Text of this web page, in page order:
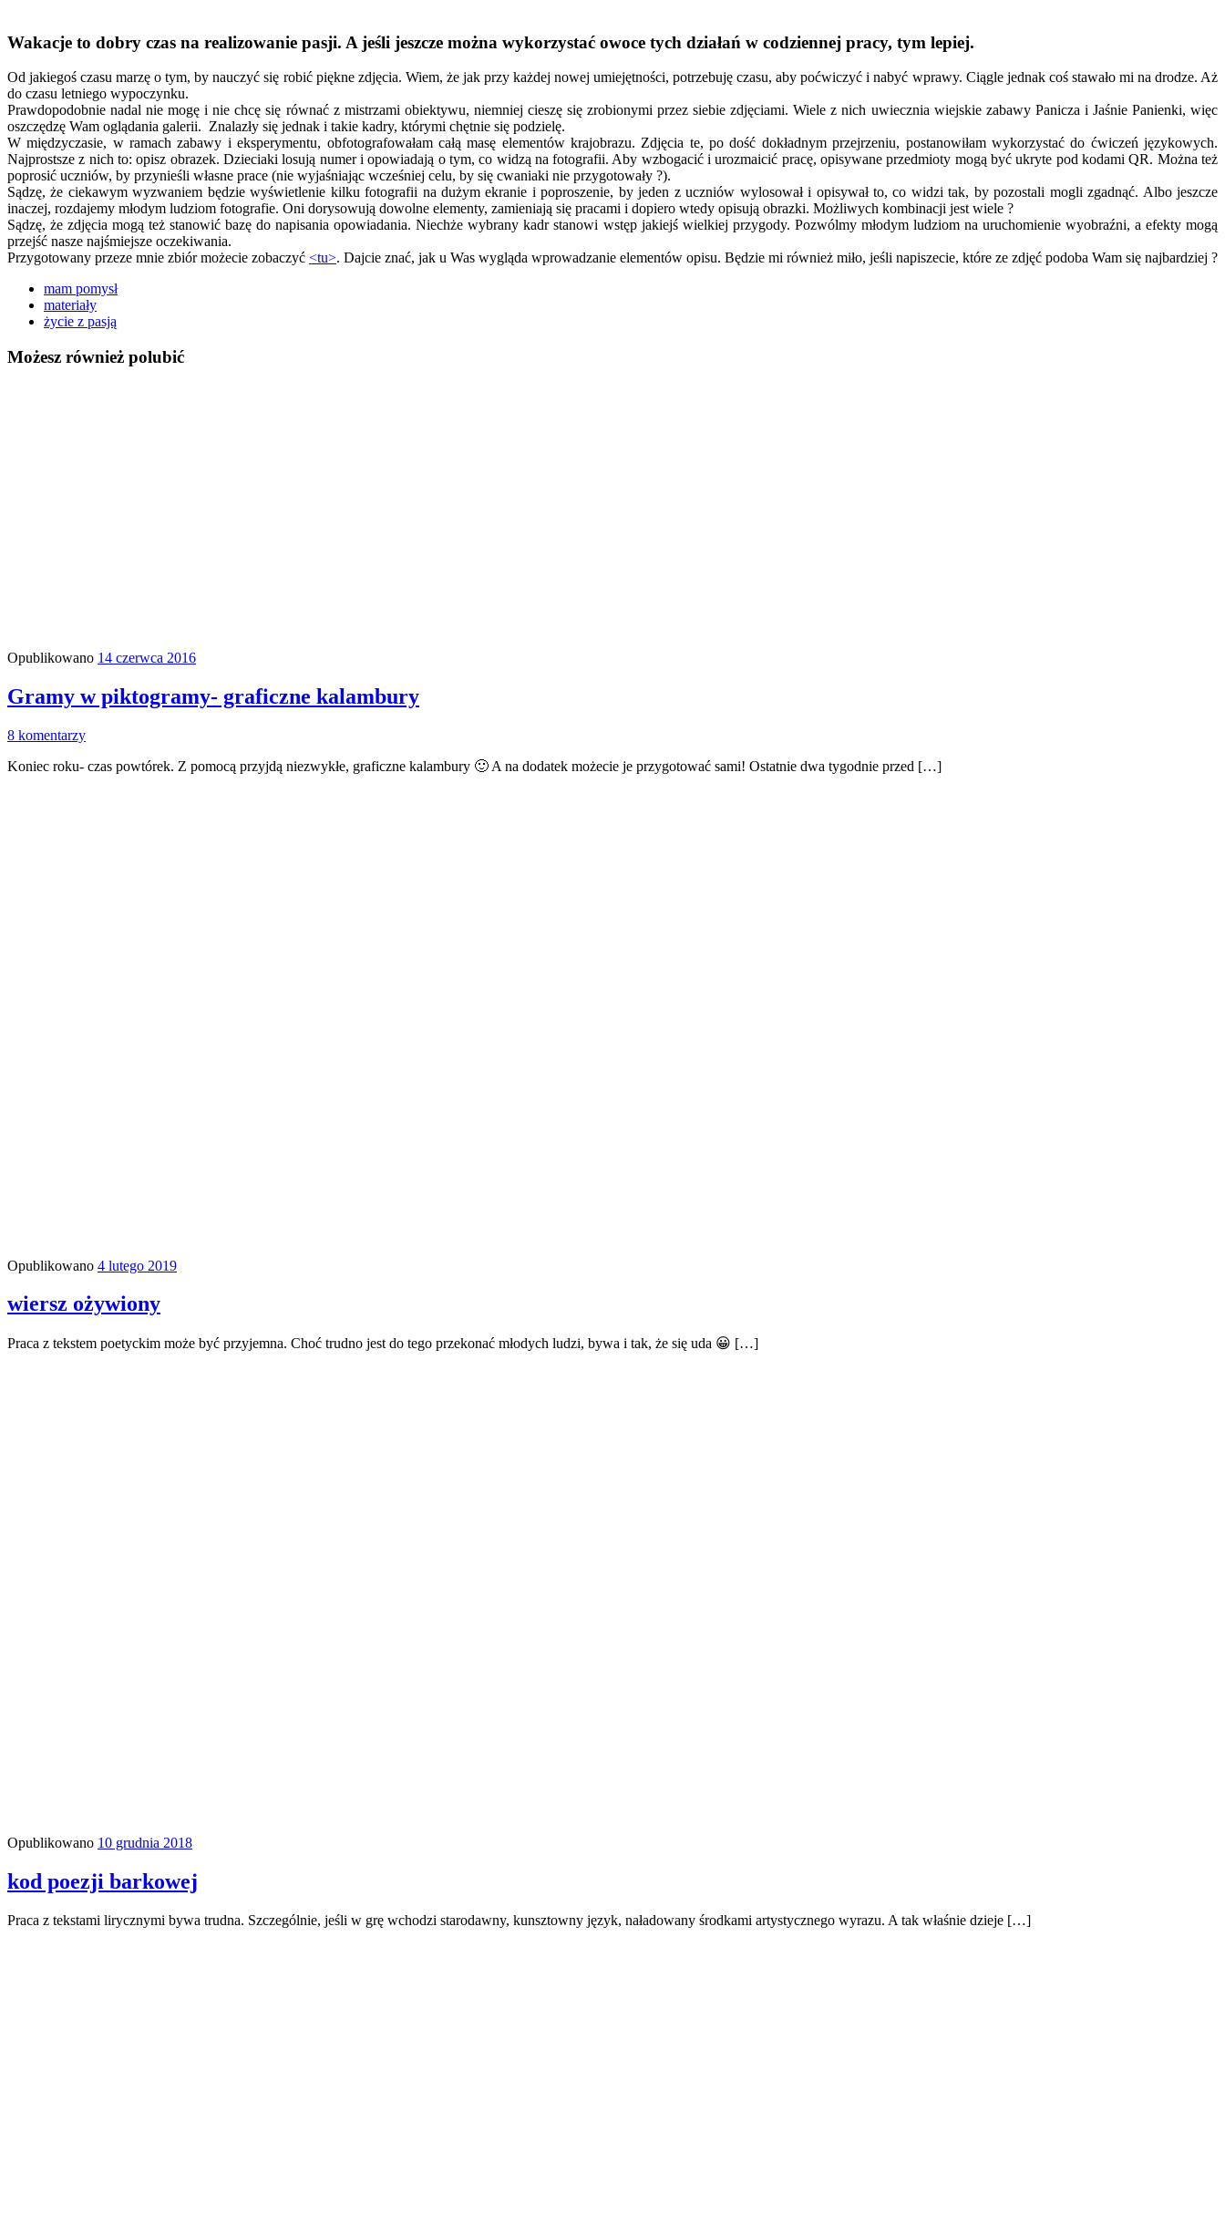
Wakacje to dobry czas na realizowanie pasji. A jeśli jeszcze można wykorzystać owoce tych działań w codziennej pracy, tym lepiej.
Od jakiegoś czasu marzę o tym, by nauczyć się robić piękne zdjęcia. Wiem, że jak przy każdej nowej umiejętności, potrzebuję czasu, aby poćwiczyć i nabyć wprawy. Ciągle jednak coś stawało mi na drodze. Aż
do czasu letniego wypoczynku.
Prawdopodobnie nadal nie mogę i nie chcę się równać z mistrzami obiektywu, niemniej cieszę się zrobionymi przez siebie zdjęciami. Wiele z nich uwiecznia wiejskie zabawy Panicza i Jaśnie Panienki, więc
oszczędzę Wam oglądania galerii. Znalazły się jednak i takie kadry, którymi chętnie się podzielę.
W międzyczasie, w ramach zabawy i eksperymentu, obfotografowałam całą masę elementów krajobrazu. Zdjęcia te, po dość dokładnym przejrzeniu, postanowiłam wykorzystać do ćwiczeń językowych.
Najprostsze z nich to: opisz obrazek. Dzieciaki losują numer i opowiadają o tym, co widzą na fotografii. Aby wzbogacić i urozmaicić pracę, opisywane przedmioty mogą być ukryte pod kodami QR. Można też
poprosić uczniów, by przynieśli własne prace (nie wyjaśniając wcześniej celu, by się cwaniaki nie przygotowały ?).
Sądzę, że ciekawym wyzwaniem będzie wyświetlenie kilku fotografii na dużym ekranie i poproszenie, by jeden z uczniów wylosował i opisywał to, co widzi tak, by pozostali mogli zgadnąć. Albo jeszcze
inaczej, rozdajemy młodym ludziom fotografie. Oni dorysowują dowolne elementy, zamieniają się pracami i dopiero wtedy opisują obrazki. Możliwych kombinacji jest wiele ?
Sądzę, że zdjęcia mogą też stanowić bazę do napisania opowiadania. Niechże wybrany kadr stanowi wstęp jakiejś wielkiej przygody. Pozwólmy młodym ludziom na uruchomienie wyobraźni, a efekty mogą
przejść nasze najśmiejsze oczekiwania.
Przygotowany przeze mnie zbiór możecie zobaczyć <tu>. Dajcie znać, jak u Was wygląda wprowadzanie elementów opisu. Będzie mi również miło, jeśli napiszecie, które ze zdjęć podoba Wam się najbardziej ?
mam pomysł
materiały
życie z pasją
Możesz również polubić
Opublikowano 14 czerwca 2016
Gramy w piktogramy- graficzne kalambury
8 komentarzy
Koniec roku- czas powtórek. Z pomocą przyjdą niezwykłe, graficzne kalambury 🙂 A na dodatek możecie je przygotować sami! Ostatnie dwa tygodnie przed […]
Opublikowano 4 lutego 2019
wiersz ożywiony
Praca z tekstem poetyckim może być przyjemna. Choć trudno jest do tego przekonać młodych ludzi, bywa i tak, że się uda 😀 […]
Opublikowano 10 grudnia 2018
kod poezji barkowej
Praca z tekstami lirycznymi bywa trudna. Szczególnie, jeśli w grę wchodzi starodawny, kunsztowny język, naładowany środkami artystycznego wyrazu. A tak właśnie dzieje […]